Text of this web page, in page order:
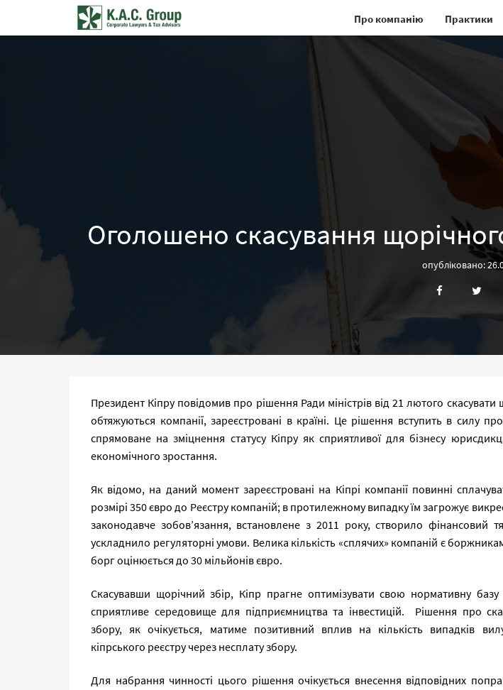
Про компанію Практики
Оголошено скасування
опубліковано:
Президент Кіпру повідомив про рішення Ради міністрів від 21 лютого скасувати
обтяжуються компанії, зареєстровані в країні. Це рішення вступить в силу
спрямоване на зміцнення статусу Кіпру як сприятливої для бізнесу
економічного зростання.
Як відомо, на даний момент зареєстровані на Кіпрі компанії повинні
розмірі 350 євро до Реєстру компаній; в протилежному випадку їм загрожує
законодавче зобов’язання, встановлене з 2011 року, створило фінансовий
ускладнило регуляторні умови. Велика кількість «сплячих» компаній є
борг оцінюється до 30 мільйонів євро.
Скасувавши щорічний збір, Кіпр прагне оптимізувати свою нормативну
сприятливе середовище для підприємництва та інвестицій. Рішення про
збору, як очікується, матиме позитивний вплив на кількість випадків
кіпрського реєстру через несплату збору.
Для набрання чинності цього рішення очікується внесення відповідних